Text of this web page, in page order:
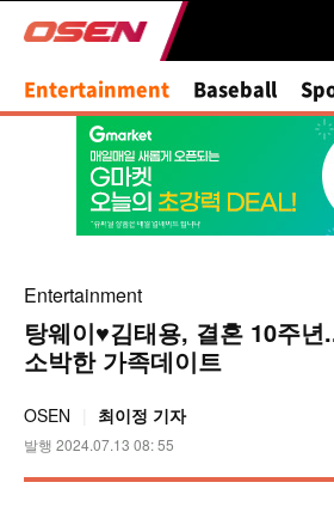
Entertainment Baseball
Entertainment
탕웨이♥김태용, 결혼 10주
소박한 가족데이트
OSEN 최이정 기자
발행 2024.07.13 08: 55